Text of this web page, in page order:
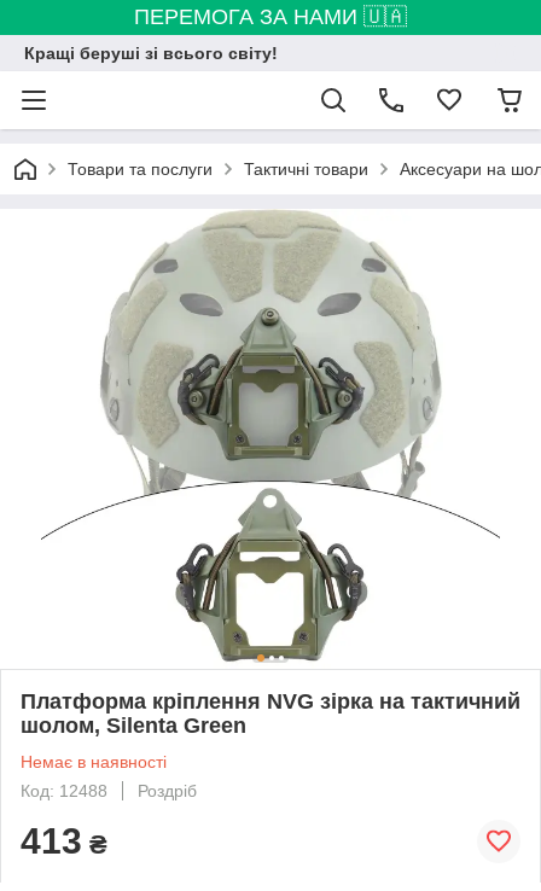
ПЕРЕМОГА ЗА НАМИ 🇺🇦
Кращі беруші зі всього світу!
Товари та послуги Тактичні товари Аксесуари на
Платформа кріплення NVG зірка на тактичний
шолом, Silenta Green
Немає в наявності
Код: 12488
Роздріб
413 ₴